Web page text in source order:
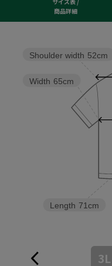
商品詳細
Length 71cm
Width 65cm
Shoulder width 52cm
3L